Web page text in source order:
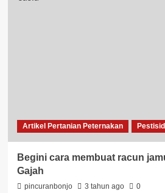
Artikel Pertanian Peternakan
Begini cara membuat racun
Gajah
pincuranbonjo 3 tahun ago 0